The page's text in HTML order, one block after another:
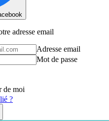
adresse email
Adresse email
Mot de passe
de moi
?